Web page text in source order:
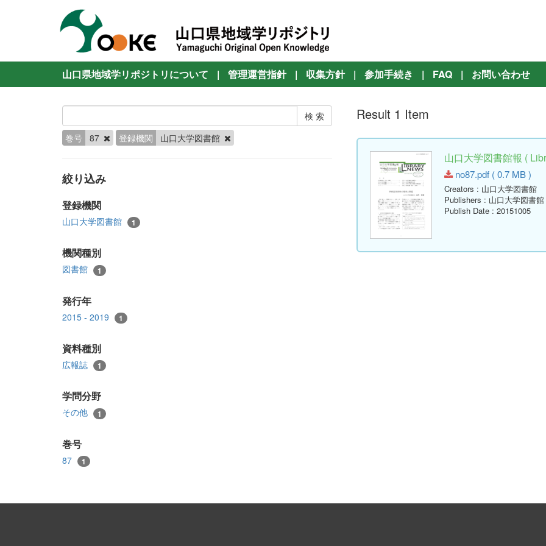
山口県地域学リポジトリについて | 管理運営指針 | 収集方針 | 参加手続き | FAQ | お問い合わせ
巻号 87 登録機関 山口大学図書館
絞り込み
登録機関
山口大学図書館 1
機関種別
図書館 1
発行年
2015 - 2019 1
資料種別
広報誌 1
学問分野
その他 1
巻号
87 1
Result 1 Item
山口大学図書館報 (
no87.pdf ( 0.7 MB )
Creators : 山口大学図書館
Publishers : 山口大学図書館
Publish Date : 20151005